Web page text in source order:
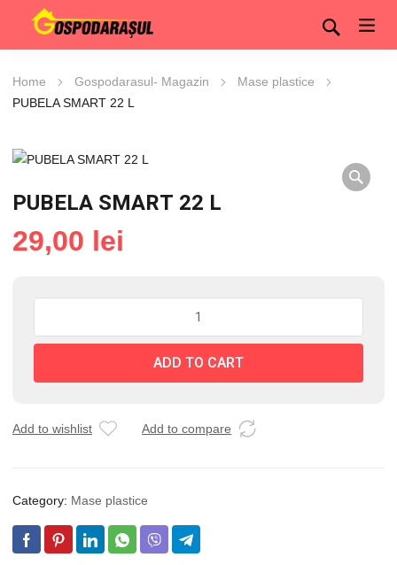
Home Gospodarasul- Magazin
Mase plastice
PUBELA SMART 22 L
PUBELA SMART 22 L
29,00 lei
22
quantity
ADD TO CART
Add to wishlist Add to compare
Category: Mase plastice